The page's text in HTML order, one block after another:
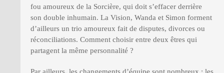
fou amoureux de la Sorcière, qui doit s’effacer derrière
son double inhumain. La Vision, Wanda et Simon forment
d’ailleurs un trio amoureux fait de disputes, divorces ou
réconciliations. Comment choisir entre deux êtres qui
partagent la même personnalité ?
Par ailleurs, les changements d’équipe sont nombreux : les